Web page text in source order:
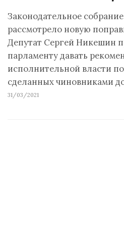
Законодательное
рассмотрело новую
Депутат Сергей Никешин
парламенту давать
исполнительной власти
сделанных чиновниками
31/03/2021